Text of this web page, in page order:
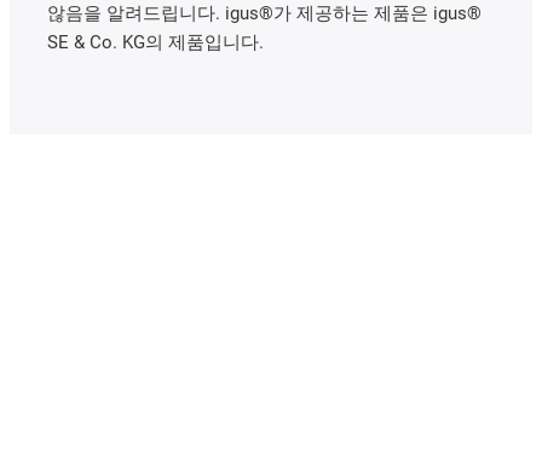
않음을 알려드립니다. igus®가 제공하는 제품은 igus®
SE & Co. KG의 제품입니다.